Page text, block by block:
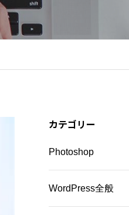
カテゴリー
Photoshop
WordPress全般